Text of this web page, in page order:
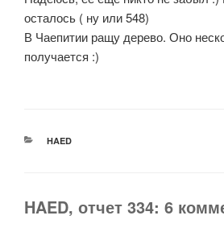
осталось ( ну или 548)
В Чаепитии ращу дерево. Оно
получается :)
РУБРИКИ
HAED
HAED, отчет 334: 6